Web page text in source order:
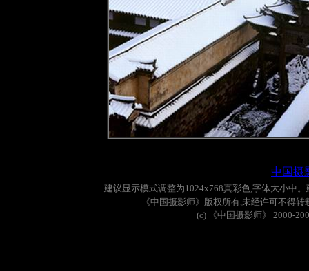
|中国摄
建议显示模式调整为1024x768真彩色,字体大小中。
《中国摄影师》版权所有,未经许可不得转
(c)
《中国摄影师》 2000-200